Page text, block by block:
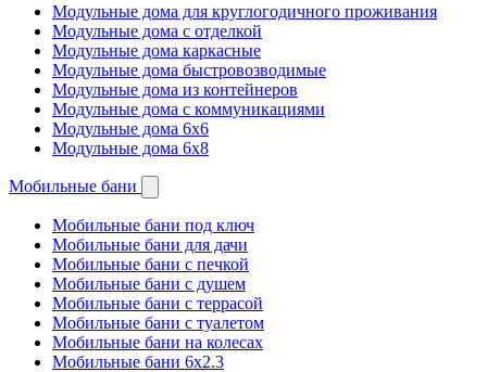
Модульные дома для круглогодичного проживания
Модульные дома с отделкой
Модульные дома каркасные
Модульные дома быстровозводимые
Модульные дома из контейнеров
Модульные дома с коммуникациями
Модульные дома 6x6
Модульные дома 6x8
Мобильные бани
Мобильные бани под ключ
Мобильные бани для дачи
Мобильные бани с печкой
Мобильные бани с душем
Мобильные бани с террасой
Мобильные бани с туалетом
Мобильные бани на колесах
Мобильные бани 6х2.3